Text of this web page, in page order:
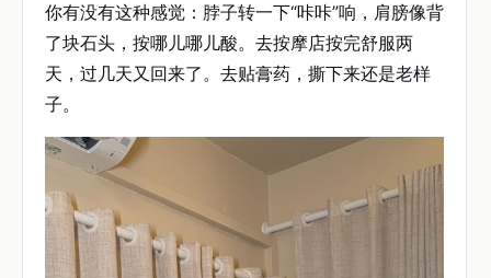
你有没有这种感觉：脖子转一下“咔咔”响，肩膀像背
了块石头，按哪儿哪儿酸。去按摩店按完舒服两
天，过几天又回来了。去贴膏药，撕下来还是老样
子。